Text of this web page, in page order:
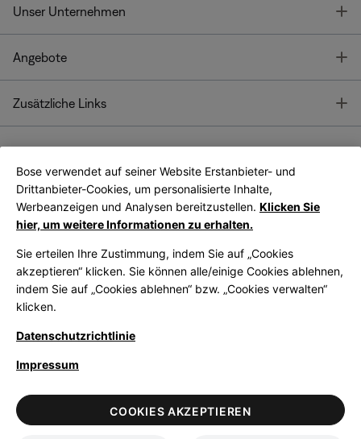
Unser Unternehmen
Angebote
Zusätzliche Links
Bose App
Bose Connect
App
LegalDatenschutzrichtlinieZugänglichkeitHinweis zu Cookies
VerkaufsbedingungenNutzungsbedingungen
Bose verwendet auf seiner Website Erstanbieter- und
Drittanbieter-Cookies, um personalisierte Inhalte,
Werbeanzeigen und Analysen bereitzustellen. Klicken Sie
hier, um weitere Informationen zu erhalten.
Sie erteilen Ihre Zustimmung, indem Sie auf „Cookies
akzeptieren“ klicken. Sie können alle/einige Cookies ablehnen,
indem Sie auf „Cookies ablehnen“ bzw. „Cookies verwalten“
klicken.
Datenschutzrichtlinie
Impressum
COOKIES AKZEPTIEREN